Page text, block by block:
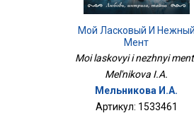
Мой Ласковый И Нежный
Мент
Moi laskovyi i nezhnyi
Mel'nikova I.A.
Мельникова И.А.
Артикул: 1533461